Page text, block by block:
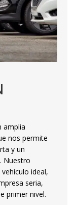
amplia
nos permite
y un
Nuestro
ideal,
seria,
primer nivel.